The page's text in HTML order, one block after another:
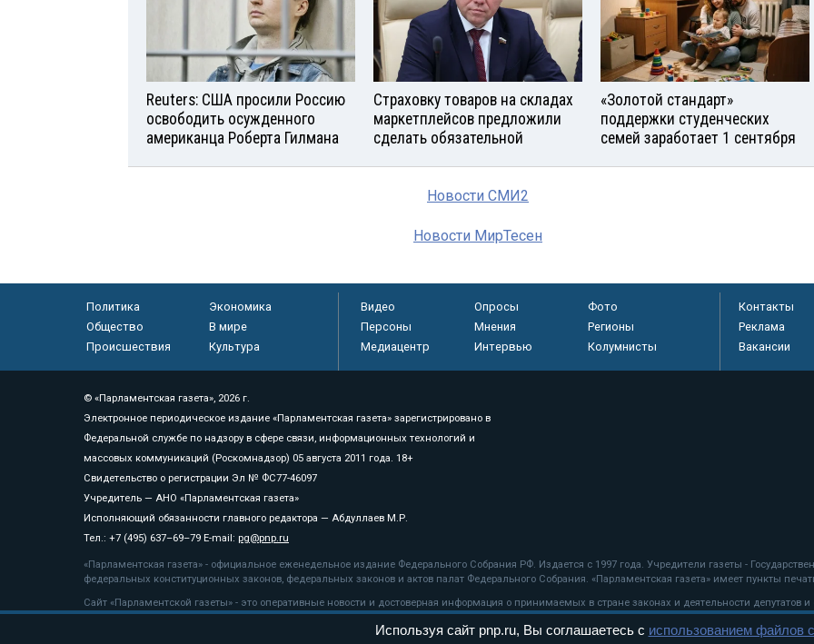
Reuters: США просили Россию
освободить осужденного
американца Роберта Гилмана
Страховку товаров на складах
маркетплейсов предложили
сделать обязательной
«Золотой стандарт»
поддержки студенческих
семей заработает 1 сентября
Новости СМИ2
Новости МирТесен
Политика
Экономика
Общество
В мире
Происшествия
Культура
Видео Опросы
Фото
Персоны
Мнения
Регионы
Медиацентр
Интервью Колумнисты
Контакты
Реклама
Вакансии
© «Парламентская газета», 2026 г.
Электронное периодическое издание «Парламентская газета» зарегистрировано в
Федеральной службе по надзору в сфере связи, информационных технологий и
массовых коммуникаций (Роскомнадзор) 05 августа 2011 года. 18+
Свидетельство о регистрации Эл № ФС77-46097
Учредитель — АНО «Парламентская газета»
Исполняющий обязанности главного редактора — Абдуллаев М.Р.
Тел.: +7 (495) 637–69–79 E-mail: pg@pnp.ru
«Парламентская газета» - официальное еженедельное издание Федерального Собрания РФ. Издается с 1997 года. Учредители газеты -
федеральных конституционных законов, федеральных законов и актов палат Федерального Собрания. «Парламентская газета» имеет пункты
Сайт «Парламентской газеты» - это оперативные новости и достоверная информация о принимаемых в стране законах и деятельности депутатов
«Парламентской газеты» активная ссылка на pnp.ru обязательна.
рекомендательные технологии
Используя сайт pnp.ru, Вы соглашаетесь с использованием файлов